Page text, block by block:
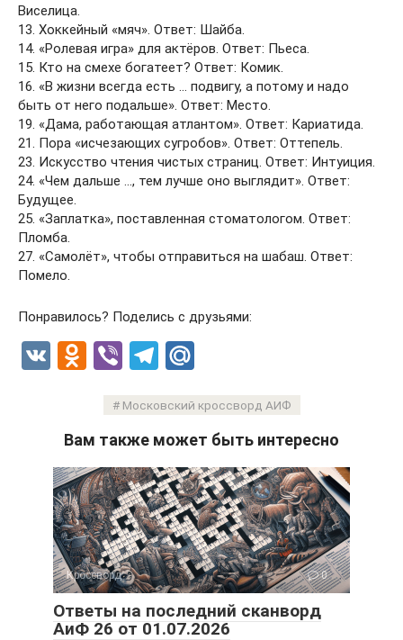
Виселица.
13. Хоккейный «мяч». Ответ: Шайба.
14. «Ролевая игра» для актёров. Ответ: Пьеса.
15. Кто на смехе богатеет? Ответ: Комик.
16. «В жизни всегда есть … подвигу, а потому и надо
быть от него подальше». Ответ: Место.
19. «Дама, работающая атлантом». Ответ: Кариатида.
21. Пора «исчезающих сугробов». Ответ: Оттепель.
23. Искусство чтения чистых страниц. Ответ: Интуиция.
24. «Чем дальше …, тем лучше оно выглядит». Ответ:
Будущее.
25. «Заплатка», поставленная стоматологом. Ответ:
Пломба.
27. «Самолёт», чтобы отправиться на шабаш. Ответ:
Помело.
Понравилось? Поделись с друзьями:
V
O
o
kl
a
ss
ni
ki
Vi
er
T
e
gr
a
m
.R
u
Московский кроссворд АИФ
Вам также может быть интересно
Кроссворд 0
Ответы на последний сканворд
АиФ 26 от 01.07.2026